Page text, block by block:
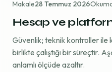
Makale28 Temmuz 2026
Hesap ve
Güvenlik; teknik kontroller ile
birlikte çalıştığı bir süreçtir.
anlamlı ölçüde azaltır.